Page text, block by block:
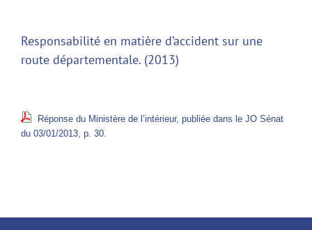
Responsabilité en matière d’accident sur une
route départementale. (2013)
Réponse du Ministère de l’intérieur, publiée dans le JO Sénat
du 03/01/2013, p. 30.